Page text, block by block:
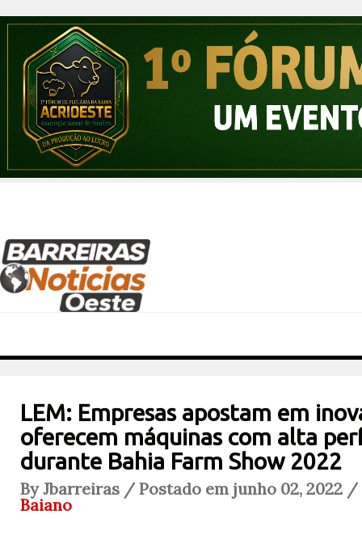
LEM: Empresas apostam em
oferecem máquinas com alta
durante Bahia Farm Show 2022
By Jbarreiras / Postado em junho 02, 2022
Baiano